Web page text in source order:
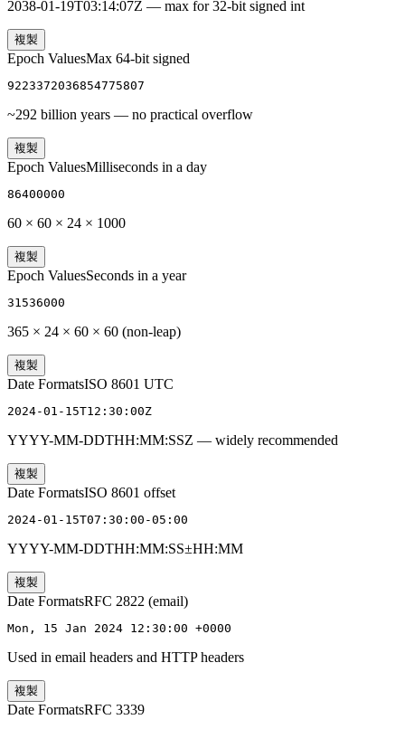
2038-01-19T03:14:07Z — max for 32-bit signed int
複製
Epoch ValuesMax 64-bit signed
9223372036854775807
~292 billion years — no practical overflow
複製
Epoch ValuesMilliseconds in a day
86400000
60 × 60 × 24 × 1000
複製
Epoch ValuesSeconds in a year
31536000
365 × 24 × 60 × 60 (non-leap)
複製
Date FormatsISO 8601 UTC
2024-01-15T12:30:00Z
YYYY-MM-DDTHH:MM:SSZ — widely recommended
複製
Date FormatsISO 8601 offset
2024-01-15T07:30:00-05:00
YYYY-MM-DDTHH:MM:SS±HH:MM
複製
Date FormatsRFC 2822 (email)
Mon, 15 Jan 2024 12:30:00 +0000
Used in email headers and HTTP headers
複製
Date FormatsRFC 3339